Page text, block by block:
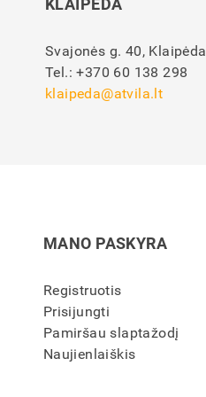
KLAIPĖDA
Svajonės g. 40, Klaipėda
Tel.:+370 60 138 298
klaipeda@atvila.lt
MANO PASKYRA
Registruotis
Prisijungti
Pamiršau slaptažodį
Naujienlaiškis